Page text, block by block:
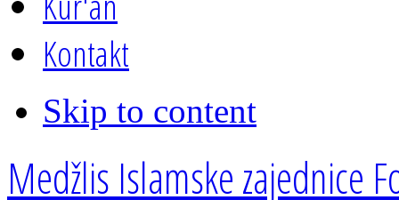
Kontakt
Skip to content
Medžlis Islamske zajednice